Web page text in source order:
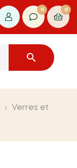
0 0

Verres et